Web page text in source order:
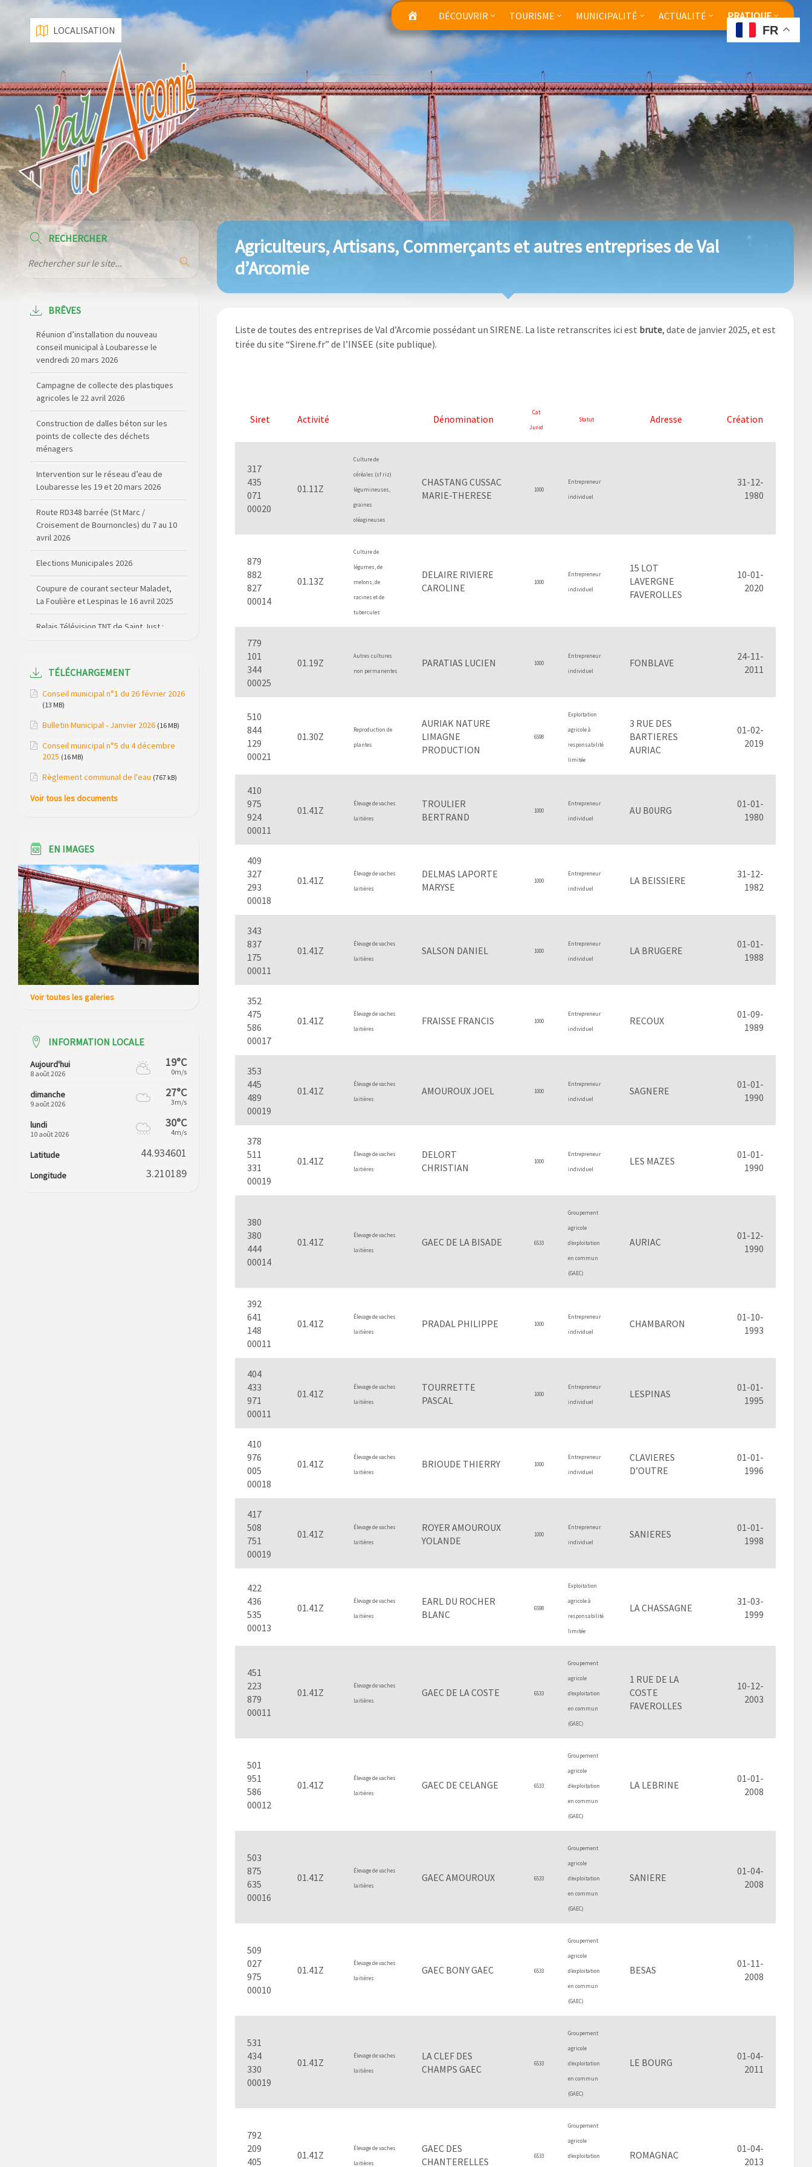
DÉCOUVRIR TOURISME MUNICIPALITÉ ACTUALITÉ
PRATIQUE
LOCALISATION
Agriculteurs, Artisans, Commerçants et autres entreprises de Val
d’Arcomie
Liste de toutes des entreprises de Val d’Arcomie possédant un SIRENE. La liste retranscrites ici est brute, date de janvier 2025, et est
tirée du site “Sirene.fr” de l’INSEE (site publique).
Siret Activité Dénomination
Cat
Jurid
Statut Adresse Création
317
435
071
00020
01.11Z
Culture de
céréales (sf riz)
légumineuses,
graines
oléagineuses
CHASTANG CUSSAC
MARIE-THERESE
1000
Entrepreneur
individuel
31-12-
1980
879
882
827
00014
01.13Z
Culture de
légumes, de
melons, de
racines et de
tubercules
DELAIRE RIVIERE
CAROLINE
1000
Entrepreneur
individuel
15 LOT
LAVERGNE
FAVEROLLES
10-01-
2020
779
101
344
00025
01.19Z
Autres cultures
non permanentes
PARATIAS LUCIEN 1000
Entrepreneur
individuel
FONBLAVE
24-11-
2011
510
844
129
00021
01.30Z
Reproduction de
plantes
AURIAK NATURE
LIMAGNE
PRODUCTION
6598
Exploitation
agricole à
responsabilité
limitée
3 RUE DES
BARTIERES
AURIAC
01-02-
2019
410
975
924
00011
01.41Z
Élevage de vaches
laitières
TROULIER
BERTRAND
1000
Entrepreneur
individuel
AU B0URG
01-01-
1980
409
327
293
00018
01.41Z
Élevage de vaches
laitières
DELMAS LAPORTE
MARYSE
1000
Entrepreneur
individuel
LA BEISSIERE
31-12-
1982
343
837
175
00011
01.41Z
Élevage de vaches
laitières
SALSON DANIEL 1000
Entrepreneur
individuel
LA BRUGERE
01-01-
1988
352
475
586
00017
01.41Z
Élevage de vaches
laitières
FRAISSE FRANCIS 1000
Entrepreneur
individuel
RECOUX
01-09-
1989
353
445
489
00019
01.41Z
Élevage de vaches
laitières
AMOUROUX JOEL 1000
Entrepreneur
individuel
SAGNERE
01-01-
1990
378
511
331
00019
01.41Z
Élevage de vaches
laitières
DELORT
CHRISTIAN
1000
Entrepreneur
individuel
LES MAZES
01-01-
1990
380
380
444
00014
01.41Z
Élevage de vaches
laitières
GAEC DE LA BISADE 6533
Groupement
agricole
d’exploitation
en commun
(GAEC)
AURIAC
01-12-
1990
392
641
148
00011
01.41Z
Élevage de vaches
laitières
PRADAL PHILIPPE 1000
Entrepreneur
individuel
CHAMBARON
01-10-
1993
404
433
971
00011
01.41Z
Élevage de vaches
laitières
TOURRETTE
PASCAL
1000
Entrepreneur
individuel
LESPINAS
01-01-
1995
410
976
005
00018
01.41Z
Élevage de vaches
laitières
BRIOUDE THIERRY 1000
Entrepreneur
individuel
CLAVIERES
D’OUTRE
01-01-
1996
417
508
751
00019
01.41Z
Élevage de vaches
laitières
ROYER AMOUROUX
YOLANDE
1000
Entrepreneur
individuel
SANIERES
01-01-
1998
422
436
535
00013
01.41Z
Élevage de vaches
laitières
EARL DU ROCHER
BLANC
6598
Exploitation
agricole à
responsabilité
limitée
LA CHASSAGNE
31-03-
1999
451
223
879
00011
01.41Z
Élevage de vaches
laitières
GAEC DE LA COSTE 6533
Groupement
agricole
d’exploitation
en commun
(GAEC)
1 RUE DE LA
COSTE
FAVEROLLES
10-12-
2003
501
951
586
00012
01.41Z
Élevage de vaches
laitières
GAEC DE CELANGE 6533
Groupement
agricole
d’exploitation
en commun
(GAEC)
LA LEBRINE
01-01-
2008
503
875
635
00016
01.41Z
Élevage de vaches
laitières
GAEC AMOUROUX 6533
Groupement
agricole
d’exploitation
en commun
(GAEC)
SANIERE
01-04-
2008
509
027
975
00010
01.41Z
Élevage de vaches
laitières
GAEC BONY GAEC 6533
Groupement
agricole
d’exploitation
en commun
(GAEC)
BESAS
01-11-
2008
531
434
330
00019
01.41Z
Élevage de vaches
laitières
LA CLEF DES
CHAMPS GAEC
6533
Groupement
agricole
d’exploitation
en commun
(GAEC)
LE BOURG
01-04-
2011
792
209
405
01.41Z
Élevage de vaches
laitières
GAEC DES
CHANTERELLES
6533
Groupement
agricole
d’exploitation ROMAGNAC
01-04-
2013
RECHERCHER
BRÊVES
conseil municipal à Loubaresse le
vendredi 20 mars 2026
Campagne de collecte des plastiques
agricoles le 22 avril 2026
Construction de dalles béton sur les
points de collecte des déchets
Intervention sur le réseau d’eau de
Loubaresse les 19 et 20 mars 2026
Route RD348 barrée (St Marc /
Croisement de Bournoncles) du 7 au 10
Elections Municipales 2026
La Foulière et Lespinas le 16 avril 2025
Relais Télévision TNT de Saint Just :
modification des canaux de diffusion le
Règlementation de la Pêche (dates
2026
Règlement communal de l’eau
Agenda Culturel de Saint Flour
Communauté Janvier à Juin
la commune
Maison des services de Ruynes en
Margeride – programme du mois de
avril 2026
Modification de gestion du camping de
Saint Just, ses bungalows bois, ses
chalets et sa piscine
Réunion d’installation du nouveau
conseil municipal à Loubaresse le
vendredi 20 mars 2026
TÉLÉCHARGEMENT
Conseil municipal n°1 du 26 février 2026
(13 MB)
Bulletin Municipal - Janvier 2026 (16 MB)
Conseil municipal n°5 du 4 décembre
2025 (16 MB)
Règlement communal de l'eau (767 kB)
Voir tous les documents
EN IMAGES
Voir toutes les galeries
INFORMATION LOCALE
Aujourd'hui
8 août 2026
19°C
0m/s
dimanche
9 août 2026
27°C
3m/s
lundi
10 août 2026
30°C
4m/s
Latitude 44.934601
Longitude 3.210189
FR